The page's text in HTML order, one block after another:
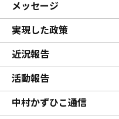
メッセージ
実現した政策
近況報告
活動報告
中村かずひこ通信